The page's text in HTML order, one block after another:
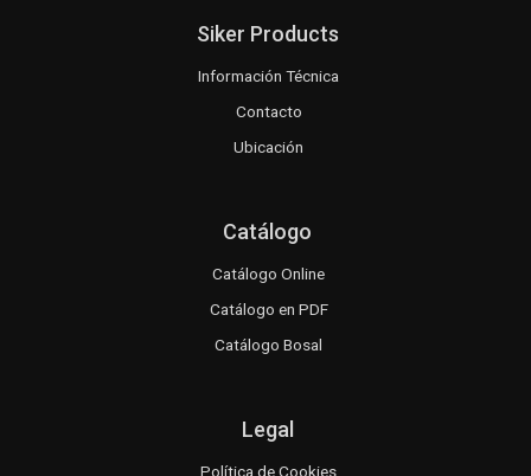
Siker Products
Información Técnica
Contacto
Ubicación
Catálogo
Catálogo Online
Catálogo en PDF
Catálogo Bosal
Legal
Política de Cookies